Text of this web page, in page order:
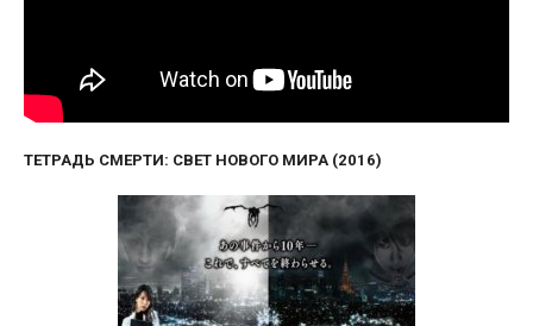
ТЕТРАДЬ СМЕРТИ: СВЕТ НОВОГО МИРА (2016)